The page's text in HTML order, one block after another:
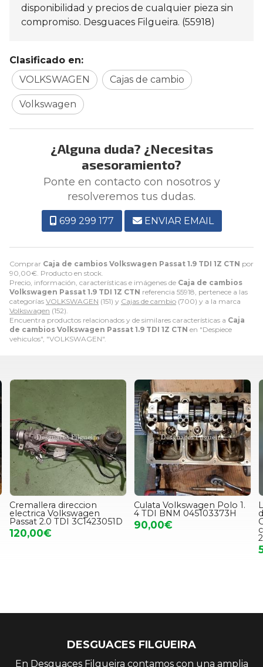
Comprar Caja de cambios Volkswagen Passat 1.9 TDI 1Z CTN por
90,00€ . Producto en stock.
Precio, información, características e imágenes de Caja de cambios
Volkswagen Passat 1.9 TDI 1Z CTN referencia 55918, pertenece a las
categorías VOLKSWAGEN (151) y Cajas de cambio (700) y a la marca
Volkswagen (152).
Encuentra productos relacionados y de similares características a Caja
de cambios Volkswagen Passat 1.9 TDI 1Z CTN en "Despiece
vehiculos", "VOLKSWAGEN".
disponibilidad y precios de cualquier pieza sin
compromiso. Desguaces Filgueira. (55918)
Clasificado en:
VOLKSWAGEN
Cajas de cambio
Volkswagen
¿Alguna duda? ¿Necesitas
asesoramiento?
Ponte en contacto con nosotros y
resolveremos tus dudas.
699 299 177 ENVIAR EMAIL
Cremallera direccion
electrica Volkswagen
Passat 2.0 TDI 3C1423051D
120,00€
Culata Volkswagen Polo 1.
4 TDI BNM 045103373H
90,00€
DESGUACES FILGUEIRA
En Desguaces Filgueira contamos con una amplia